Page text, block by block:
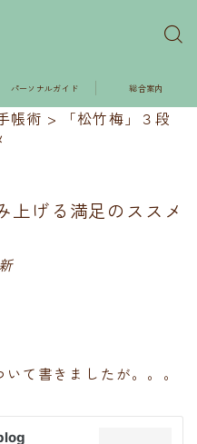
パーソナルガイド 総合案内
帳術 >
「松竹梅」３段
上げる満足のススメ
て書きましたが。。。